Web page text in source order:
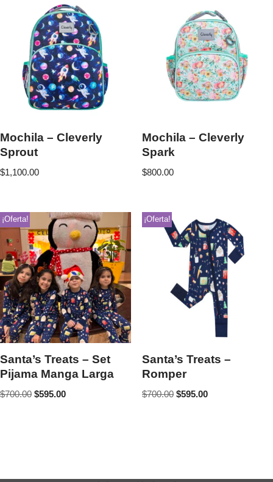
Mochila – Cleverly
Sprout
$1,100.00
Mochila – Cleverly
Spark
$800.00
¡Oferta!
Santa’s Treats – Set
Pijama Manga Larga
$700.00 $595.00
¡Oferta!
Santa’s Treats –
Romper
$700.00 $595.00